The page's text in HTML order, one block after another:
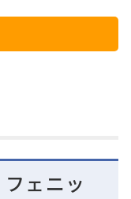
ェニッ